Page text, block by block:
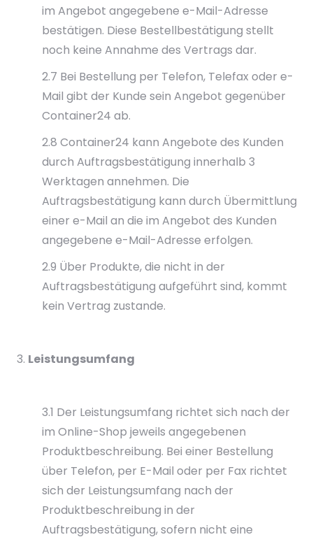
im Angebot angegebene e-Mail-Adresse
bestätigen. Diese Bestellbestätigung stellt
noch keine Annahme des Vertrags dar.
2.7 Bei Bestellung per Telefon, Telefax oder e-
Mail gibt der Kunde sein Angebot gegenüber
Container24 ab.
2.8 Container24 kann Angebote des Kunden
durch Auftragsbestätigung innerhalb 3
Werktagen annehmen. Die
Auftragsbestätigung kann durch Übermittlung
einer e-Mail an die im Angebot des Kunden
angegebene e-Mail-Adresse erfolgen.
2.9 Über Produkte, die nicht in der
Auftragsbestätigung aufgeführt sind, kommt
kein Vertrag zustande.
Leistungsumfang
3.1 Der Leistungsumfang richtet sich nach der
im Online-Shop jeweils angegebenen
Produktbeschreibung. Bei einer Bestellung
über Telefon, per E-Mail oder per Fax richtet
sich der Leistungsumfang nach der
Produktbeschreibung in der
Auftragsbestätigung, sofern nicht eine